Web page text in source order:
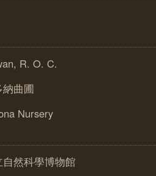
R. O. C.
曲圃
Nursery
然科學博物館